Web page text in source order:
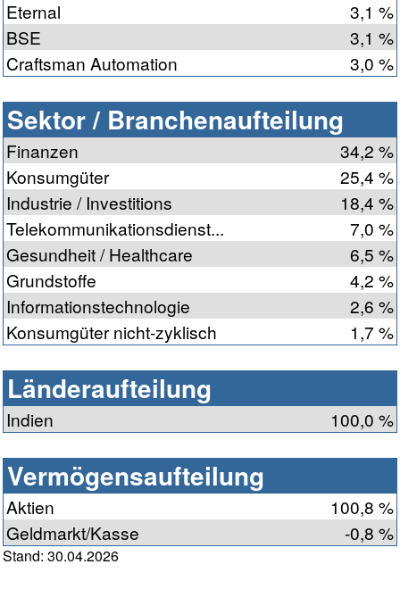
Eternal
3,1 %
BSE
3,1 %
Craftsman Automation
3,0 %
Sektor / Branchenaufteilung
Finanzen
34,2 %
Konsumgüter
25,4 %
Industrie / Investitions
18,4 %
Telekommunikationsdienst...
7,0 %
Gesundheit / Healthcare
6,5 %
Grundstoffe
4,2 %
Informationstechnologie
2,6 %
Konsumgüter nicht-zyklisch
1,7 %
Länderaufteilung
Indien 100,0 %
Vermögensaufteilung
Aktien
100,8 %
Geldmarkt/Kasse
-0,8 %
Stand: 30.04.2026